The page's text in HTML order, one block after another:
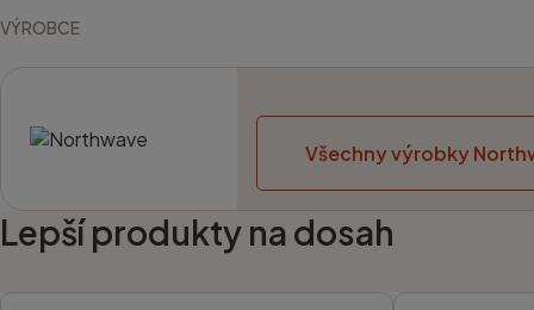
VÝROBCE
Všechny výrobky
Lepší produkty na dosah